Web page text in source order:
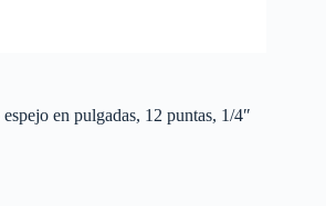
en pulgadas, 12 puntas, 1/4″